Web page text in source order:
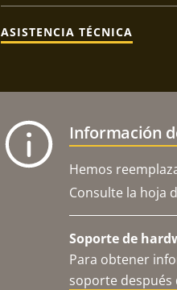
ASISTENCIA TÉCNICA
Información
Hemos
Consulte la hoja
Soporte de
Para obtener
soporte después